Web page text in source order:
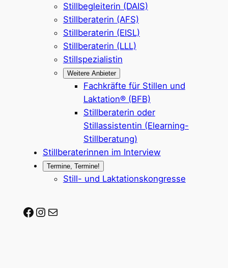
Stillbegleiterin (DAIS)
Stillberaterin (AFS)
Stillberaterin (EISL)
Stillberaterin (LLL)
Stillspezialistin
Weitere Anbieter
Fachkräfte für Stillen und
Laktation® (BFB)
Stillberaterin oder
Stillassistentin (Elearning-
Stillberatung)
Stillberaterinnen im Interview
Termine, Termine!
Still- und Laktationskongresse
Stillberaterin-werden auf Facebook
Stillberaterin-werden auf Instagram
Mail-Adresse